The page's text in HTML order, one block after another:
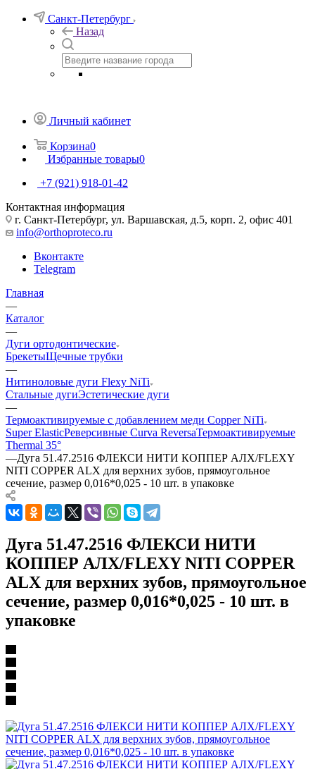
Санкт-Петербург
Назад
Личный кабинет
Корзина0
Избранные товары0
+7 (921) 918-01-42
Контактная информация
г. Санкт-Петербург, ул. Варшавская, д.5, корп. 2, офис 401
info@orthoproteco.ru
Вконтакте
Telegram
Главная
—
Каталог
—
Дуги ортодонтические
БрекетыЩечные трубки
—
Нитиноловые дуги Flexy NiTi
Стальные дугиЭстетические дуги
—
Термоактивируемые с добавлением меди Copper NiTi
Super ElasticРеверсивные Curva ReversaТермоактивируемые
Thermal 35°
—Дуга 51.47.2516 ФЛЕКСИ НИТИ КОППЕР АЛХ/FLEXY
NITI COPPER ALX для верхних зубов, прямоугольное
сечение, размер 0,016*0,025 - 10 шт. в упаковке
Дуга 51.47.2516 ФЛЕКСИ НИТИ
КОППЕР АЛХ/FLEXY NITI COPPER
ALX для верхних зубов, прямоугольное
сечение, размер 0,016*0,025 - 10 шт. в
упаковке